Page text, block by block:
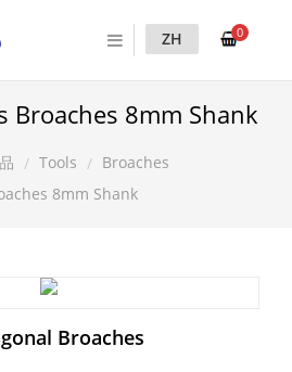
0
ZH
Broaches 8mm Shank
Tools
Broaches
8mm Shank
Broaches